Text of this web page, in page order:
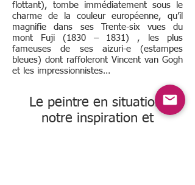
flottant), tombe immédiatement sous le
charme de la couleur européenne, qu’il
magnifie dans ses Trente-six vues du
mont Fuji (1830 – 1831) , les plus
fameuses de ses aizuri-e (estampes
bleues) dont raffoleront Vincent van Gogh
et les impressionnistes…
Le peintre en situation,
notre inspiration et